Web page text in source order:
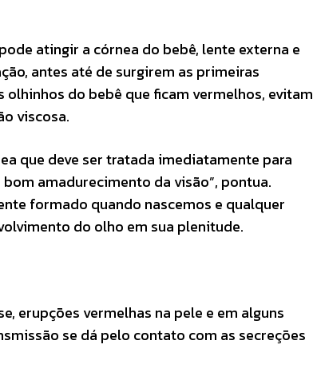
atingir a córnea do bebê, lente externa e
antes até de surgirem as primeiras
do bebê que ficam vermelhos, evitam
viscosa.
que deve ser tratada imediatamente para
amadurecimento da visão”, pontua.
formado quando nascemos e qualquer
do olho em sua plenitude.
erupções vermelhas na pele e em alguns
se dá pelo contato com as secreções